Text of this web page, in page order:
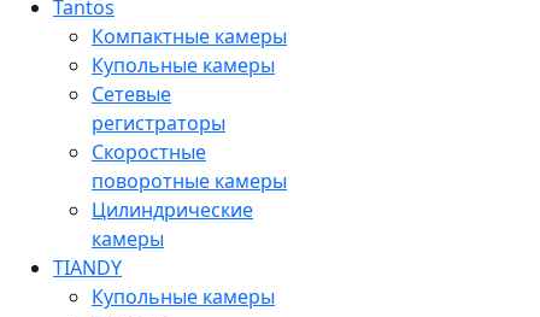
Tantos
Компактные камеры
Купольные камеры
Сетевые
регистраторы
Скоростные
поворотные камеры
Цилиндрические
камеры
TIANDY
Купольные камеры